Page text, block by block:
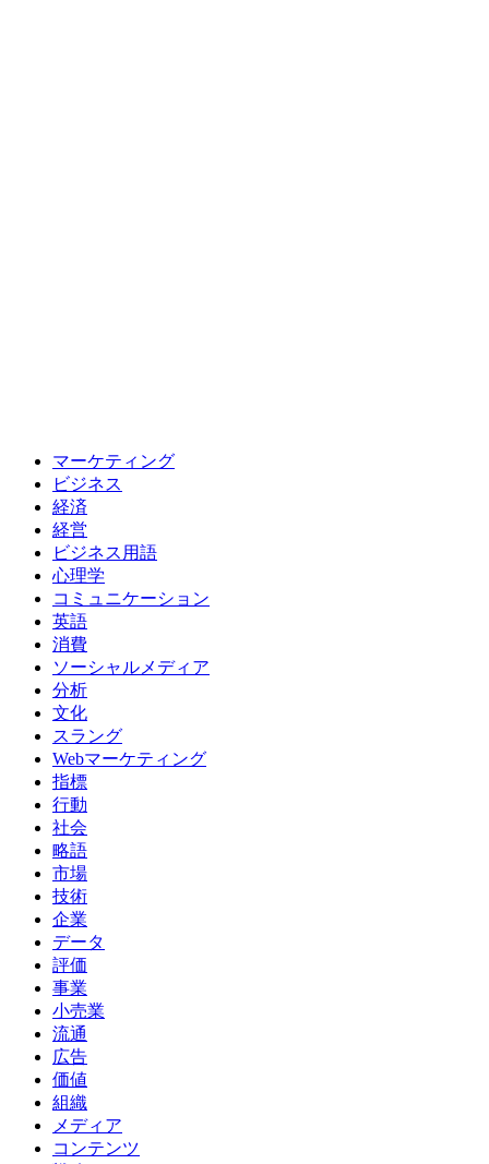
マーケティング
ビジネス
経済
経営
ビジネス用語
心理学
コミュニケーション
英語
消費
ソーシャルメディア
分析
文化
スラング
Webマーケティング
指標
行動
社会
略語
市場
技術
企業
データ
評価
事業
小売業
流通
広告
価値
組織
メディア
コンテンツ